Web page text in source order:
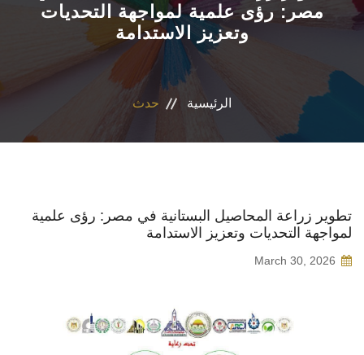
المراكز والوحدات
تواصل معنا
مصر: رؤى علمية لمواجهة التحديات
وتعزيز الاستدامة
الرئيسية حدث
تطوير زراعة المحاصيل البستانية في مصر: رؤى علمية
لمواجهة التحديات وتعزيز الاستدامة
March 30, 2026